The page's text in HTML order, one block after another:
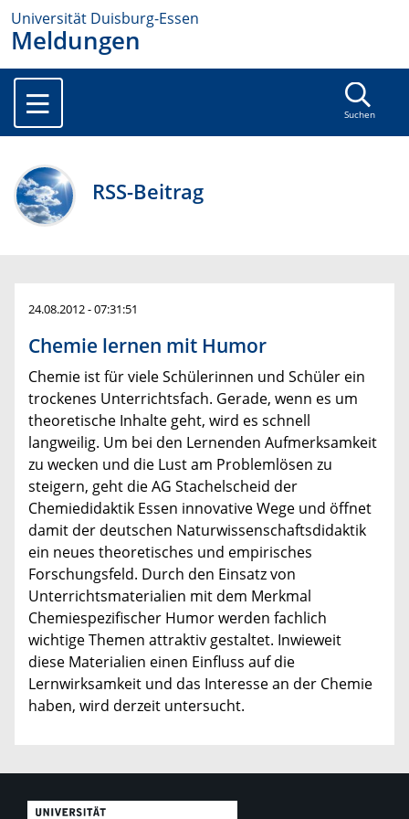
Universität Duisburg-Essen
Meldungen
Suchen
RSS-Beitrag
24.08.2012 - 07:31:51
Chemie lernen mit Humor
Chemie ist für viele Schülerinnen und Schüler ein
trockenes Unterrichtsfach. Gerade, wenn es um
theoretische Inhalte geht, wird es schnell
langweilig. Um bei den Lernenden Aufmerksamkeit
zu wecken und die Lust am Problemlösen zu
steigern, geht die AG Stachelscheid der
Chemiedidaktik Essen innovative Wege und öffnet
damit der deutschen Naturwissenschaftsdidaktik
ein neues theoretisches und empirisches
Forschungsfeld. Durch den Einsatz von
Unterrichtsmaterialien mit dem Merkmal
Chemiespezifischer Humor werden fachlich
wichtige Themen attraktiv gestaltet. Inwieweit
diese Materialien einen Einfluss auf die
Lernwirksamkeit und das Interesse an der Chemie
haben, wird derzeit untersucht.